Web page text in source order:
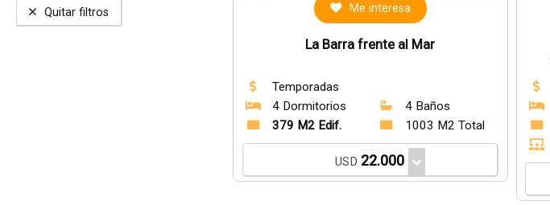
Quitar filtros Me interesa
La Barra frente al Mar
Temporadas
4 Dormitorios
4 Baños
379 M2 Edif.
1003 M2 Total
USD 22.000